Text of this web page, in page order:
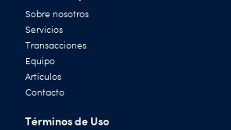
Sobre nosotros
Servicios
Transacciones
Equipo
Artículos
Contacto
Términos de Uso